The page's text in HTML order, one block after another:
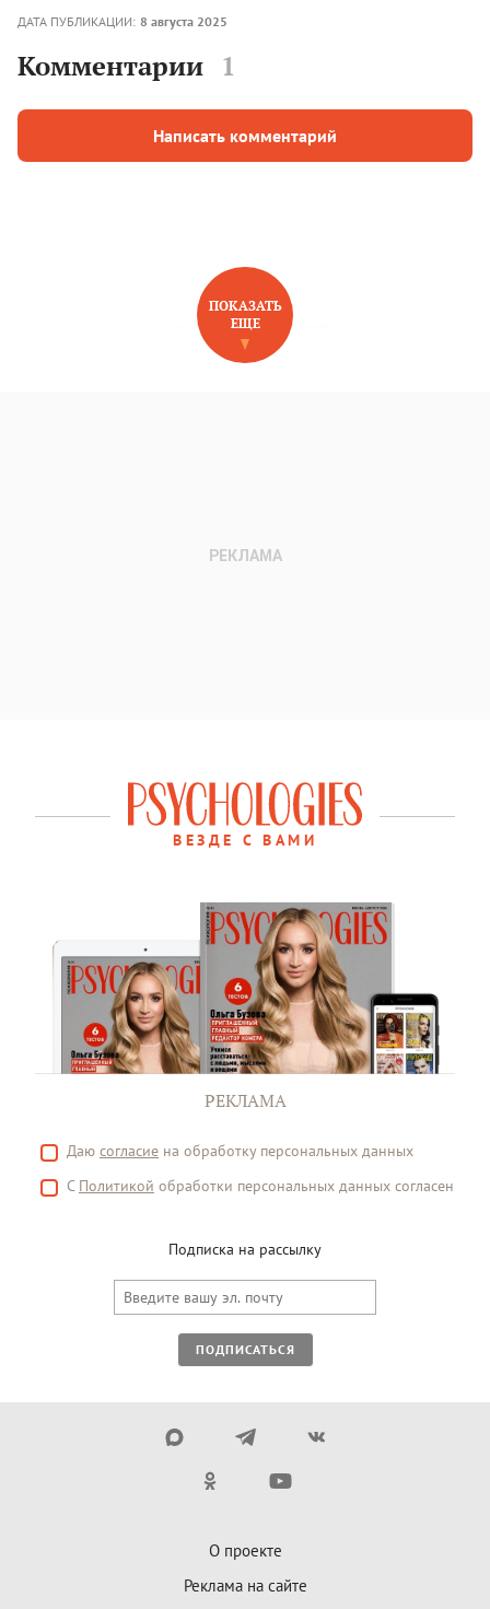
ДАТА ПУБЛИКАЦИИ: 8 августа 2025
Комментарии 1
Написать комментарий
НОВОЕ НА САЙТЕ
ПОКАЗАТЬ
ЕЩЕ
ВЕЗДЕ С ВАМИ
РЕКЛАМА
Даю согласие на обработку персональных данных
С Политикой обработки персональных данных согласен
Подписка на рассылку
ПОДПИСАТЬСЯ
О проекте
Реклама на сайте